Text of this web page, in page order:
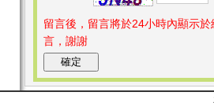
留言後，留言將於24小時內顯示
言，謝謝